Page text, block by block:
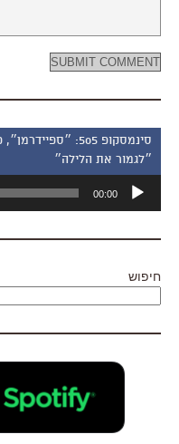
סינמסקופ 505:
״לגמור את הלילה״
אודיו
00:00
חיפוש